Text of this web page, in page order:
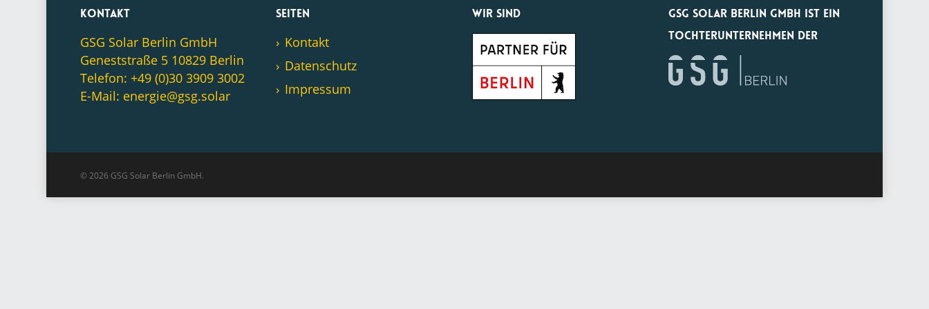
Kontakt
GSG Solar Berlin GmbH
Geneststraße 5 10829 Berlin
Telefon: +49 (0)30 3909 3002
E-Mail: energie@gsg.solar
Seiten
Kontakt
Datenschutz
Impressum
Wir sind
GSG Solar Berlin GmbH ist ein
Tochterunternehmen der
© 2026 GSG Solar Berlin GmbH.